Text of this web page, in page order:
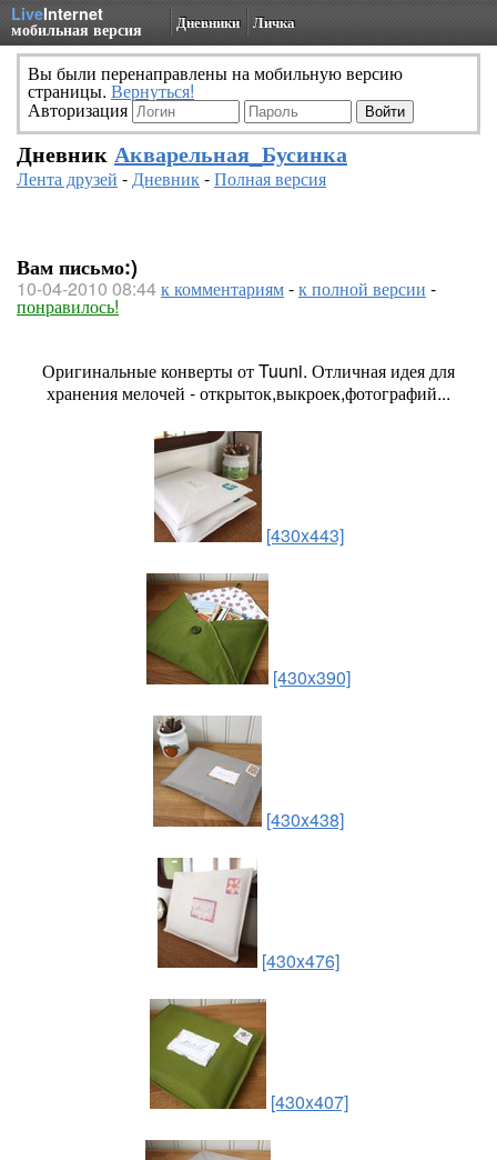
LiveInternet
мобильная версия Дневники Личка
Вы были перенаправлены на мобильную версию
страницы. Вернуться!
Авторизация
Дневник Акварельная_Бусинка
Лента друзей -Дневник-Полная версия
Вам письмо:)
10-04-2010 08:44к комментариям-к полной версии -
понравилось!
Оригинальные конверты от Tuuni. Отличная идея для
хранения мелочей - открыток,выкроек,фотографий...
[430x443]
[430x390]
[430x438]
[430x476]
[430x407]